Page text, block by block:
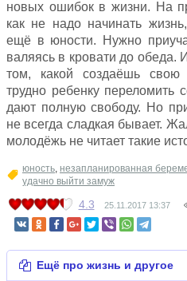
новых ошибок в жизни. На
как не надо начинать
ещё в юности. Нужно
валяясь в кровати до обеда.
том, какой создаёшь свою
трудно ребенку переломить
дают полную свободу. Но
не всегда сладкая бывает.
молодёжь не читает такие
юность, незапланированная
удачно выйти замуж
4.3 25.11.2017 13:37
Ещё про жизнь и другое